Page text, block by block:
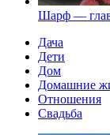
Шарф —
Дача
Дети
Дом
Домашние
Отношения
Свадьба